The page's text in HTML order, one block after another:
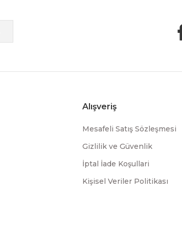
Alışveriş
Mesafeli Satış Sözleşmesi
Gizlilik ve Güvenlik
İptal İade Koşullari
Kişisel Veriler Politikası